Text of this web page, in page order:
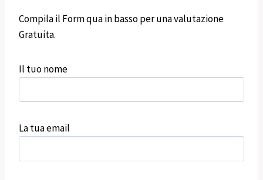
Compila il Form qua in basso per una valutazione
Gratuita.
Il tuo nome
La tua email